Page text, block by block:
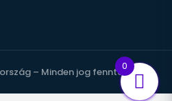
– Minden jog fenntartva.
0